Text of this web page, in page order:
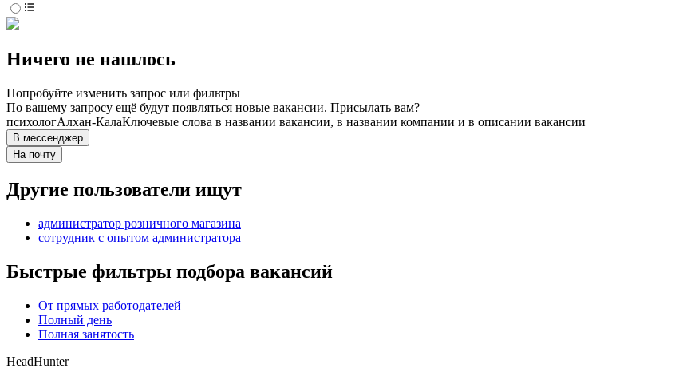
Ничего не нашлось
Попробуйте изменить запрос или фильтры
По вашему запросу ещё будут появляться новые вакансии. Присылать вам?
психологАлхан-КалаКлючевые слова в названии вакансии, в названии компании и в описании вакансии
В мессенджер
На почту
Другие пользователи ищут
администратор розничного магазина
сотрудник с опытом администратора
Быстрые фильтры подбора вакансий
От прямых работодателей
Полный день
Полная занятость
HeadHunter